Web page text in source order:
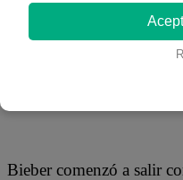
regó como pólvora que
visto a los enamorados.
Bieber comenzó a salir